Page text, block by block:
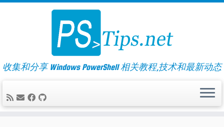
Skip
收集和分享 Windows PowerShell 相关教程,技术和最新动态